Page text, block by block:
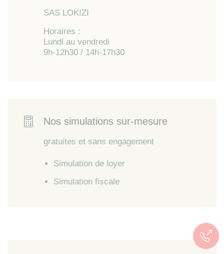
SAS LOKIZI
Horaires :
Lundi au vendredi
9h-12h30 / 14h-17h30
Nos simulations sur-mesure
gratuites et sans engagement
Simulation de loyer
Simulation fiscale